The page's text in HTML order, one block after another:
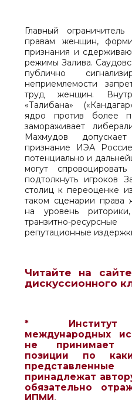
Главный
правам женщин,
признания и
режимы Залива.
публично
неприемлемости
труд женщин.
«Талибана»
ядро против более
замораживает
Махмудов
признание ИЭА
потенциально и
могут
подтолкнуть игроков
столиц к переоценке
таком сценарии права
на уровень
транзитно-
репутационные
Читайте на
дискуссионного
* Институт
международных
не принимает
позиции по
принадлежат
обязательно